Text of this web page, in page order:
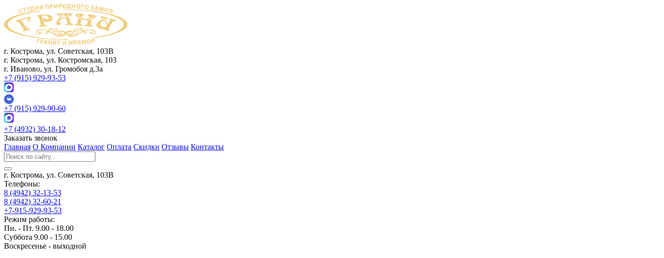
г. Кострома, ул. Советская, 103В
г. Кострома, ул. Костромская, 103
г. Иваново, ул. Громобоя д.3а
+7 (915) 929-93-53
+7 (915) 929-90-60
+7 (4932) 30-18-12
Заказать звонок
Главная О Компании Каталог Оплата Скидки Отзывы Контакты
г. Кострома, ул. Советская, 103В
Телефоны:
8 (4942) 32-13-53
8 (4942) 32-60-21
+7-915-929-93-53
Режим работы:
Пн. - Пт. 9.00 - 18.00
Суббота 9.00 - 15.00
Воскресенье - выходной